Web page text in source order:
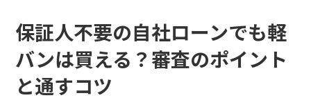
保証人不要の自社ローンでも軽
バンは買える？審査のポイント
と通すコツ